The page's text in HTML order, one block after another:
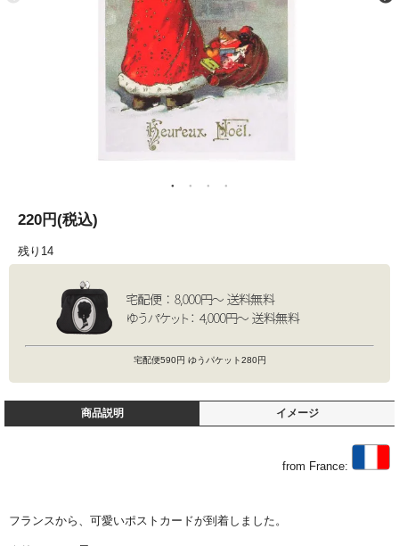
220円(税込)
残り14
宅配便590円 ゆうパケット280円
商品説明 イメージ
from France:
フランスから、可愛いポストカードが到着しました。